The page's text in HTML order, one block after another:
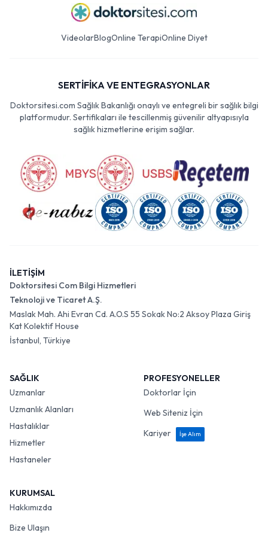
VideolarBlogOnline TerapiOnline Diyet
SERTİFİKA VE ENTEGRASYONLAR
Doktorsitesi.com Sağlık Bakanlığı onaylı ve entegreli bir sağlık bilgi
platformudur. Sertifikaları ile tescillenmiş güvenilir altyapısıyla
sağlık hizmetlerine erişim sağlar.
İLETİŞİM
Doktorsitesi Com Bilgi Hizmetleri
Teknoloji ve Ticaret A.Ş.
Maslak Mah. Ahi Evran Cd. A.O.S 55 Sokak No:2 Aksoy Plaza Giriş
Kat Kolektif House
İstanbul, Türkiye
SAĞLIK
Uzmanlar
Uzmanlık Alanları
Hastalıklar
Hizmetler
Hastaneler
PROFESYONELLER
Doktorlar İçin
Web Siteniz İçin
Kariyer
İşe Alım
KURUMSAL
Hakkımızda
Bize Ulaşın